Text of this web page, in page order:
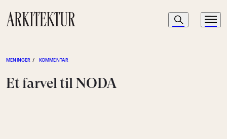
Navigasjon
Søk Meny
MENINGER / KOMMENTAR
Et farvel til NODA